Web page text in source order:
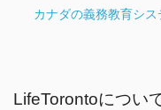
カナダの義務教育シス
LifeTorontoについ